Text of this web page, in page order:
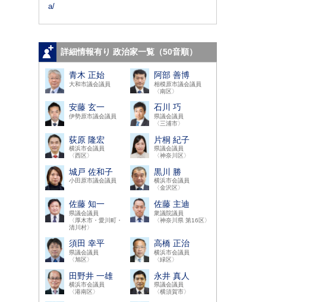
a/
詳細情報有り 政治家一覧（50音順）
青木 正始
大和市議会議員
阿部 善博
相模原市議会議員
〈南区〉
安藤 玄一
伊勢原市議会議員
石川 巧
県議会議員
〈三浦市〉
荻原 隆宏
横浜市会議員
〈西区〉
片桐 紀子
県議会議員
〈神奈川区〉
城戸 佐和子
小田原市議会議員
黒川 勝
横浜市会議員
〈金沢区〉
佐藤 知一
県議会議員
〈厚木市・愛川町・
清川村〉
佐藤 主迪
衆議院議員
〈神奈川県 第16区〉
須田 幸平
県議会議員
〈旭区〉
高橋 正治
横浜市会議員
〈緑区〉
田野井 一雄
横浜市会議員
〈港南区〉
永井 真人
県議会議員
〈横須賀市〉